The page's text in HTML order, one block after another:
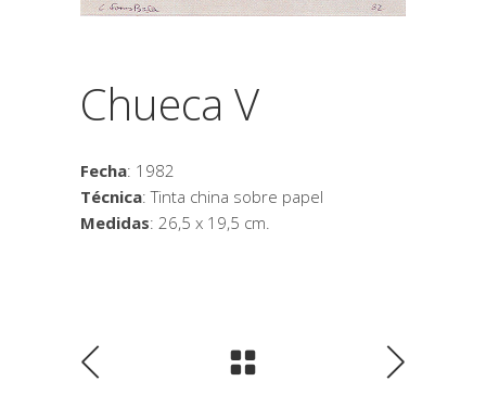
Chueca V
Fecha: 1982
Técnica: Tinta china sobre papel
Medidas: 26,5 x 19,5 cm.